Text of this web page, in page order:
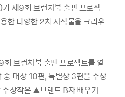
제9회 브런치북 출판 프로젝
한 다양한 2차 저작물을 크라우
브런치북 출판 프로젝트를 열
대상 10편, 특별상 3편을 수상
상작은 ▲브랜드 B자 배우기